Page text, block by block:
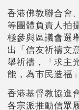
香港佛教聯合會
等團體負責人拍
極參與區議會選
出「信友祈禱文
舉祈禱，「求主
能，為市民造福」
香港基督教協進
各宗派推動信眾